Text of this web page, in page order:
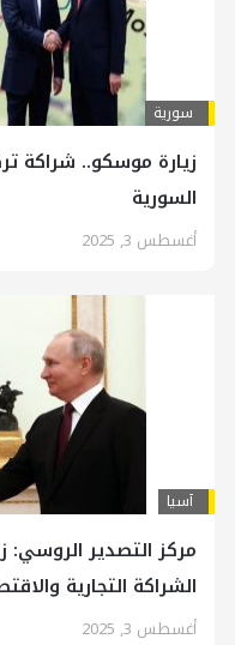
سورية
زيارة موسكو.. شراكة
السورية
أغسطس 3, 2025
آسیا
مركز التصدير الروسي:
الشراكة التجارية
أغسطس 3, 2025